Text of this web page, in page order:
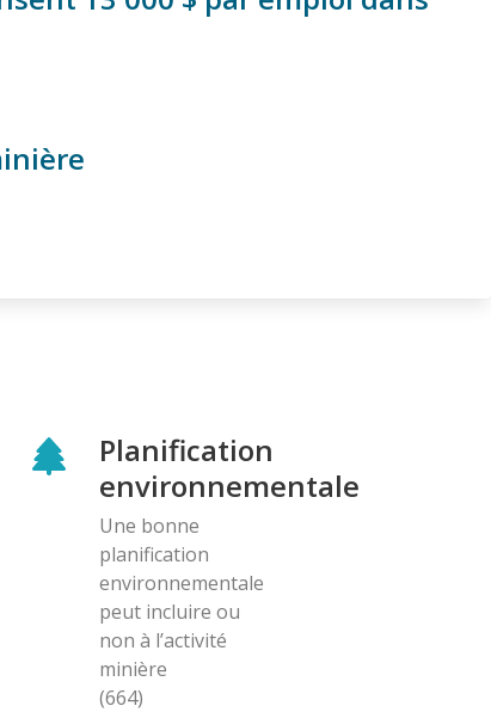
Planification
environnementale
Une bonne
planification
environnementale
peut incluire ou
non à l’activité
minière
(664)